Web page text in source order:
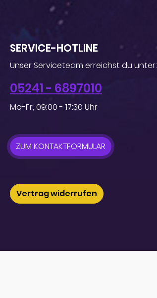
SERVICE-HOTLINE
Unser Serviceteam erreichst du unter:
05241 - 6897010
Mo-Fr, 09:00 - 17:30 Uhr
ZUM KONTAKTFORMULAR
Vertrag widerrufen